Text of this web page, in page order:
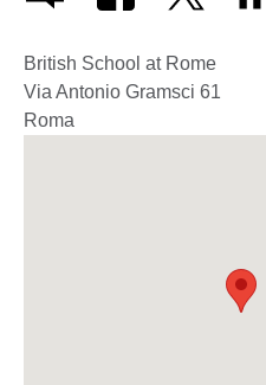
British School at Rome
Via Antonio Gramsci 61
Roma